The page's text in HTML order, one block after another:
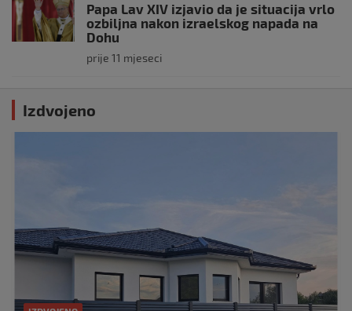
Papa Lav XIV izjavio da je situacija vrlo
ozbiljna nakon izraelskog napada na
Dohu
prije 11 mjeseci
Izdvojeno